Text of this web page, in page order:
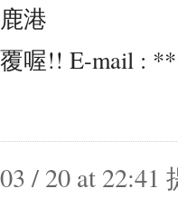
港
喔!! E-mail :
/ 20 at 22:41